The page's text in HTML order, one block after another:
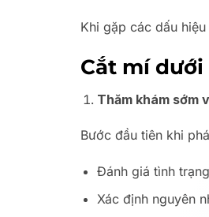
Khi gặp các dấu
Cắt mí dưới
Thăm khám sớm
Bước đầu tiên khi
Đánh giá tình
Xác định nguyên